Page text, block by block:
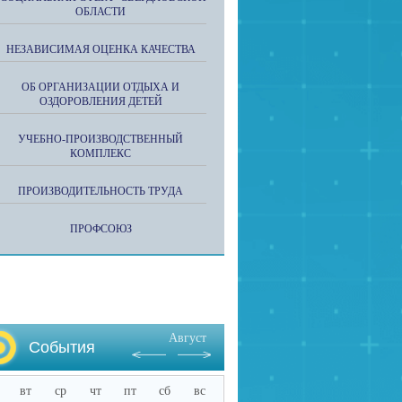
ОБЛАСТИ
НЕЗАВИСИМАЯ ОЦЕНКА КАЧЕСТВА
ОБ ОРГАНИЗАЦИИ ОТДЫХА И
ОЗДОРОВЛЕНИЯ ДЕТЕЙ
УЧЕБНО-ПРОИЗВОДСТВЕННЫЙ
КОМПЛЕКС
ПРОИЗВОДИТЕЛЬНОСТЬ ТРУДА
ПРОФСОЮЗ
События
Август
вт ср чт пт сб вс